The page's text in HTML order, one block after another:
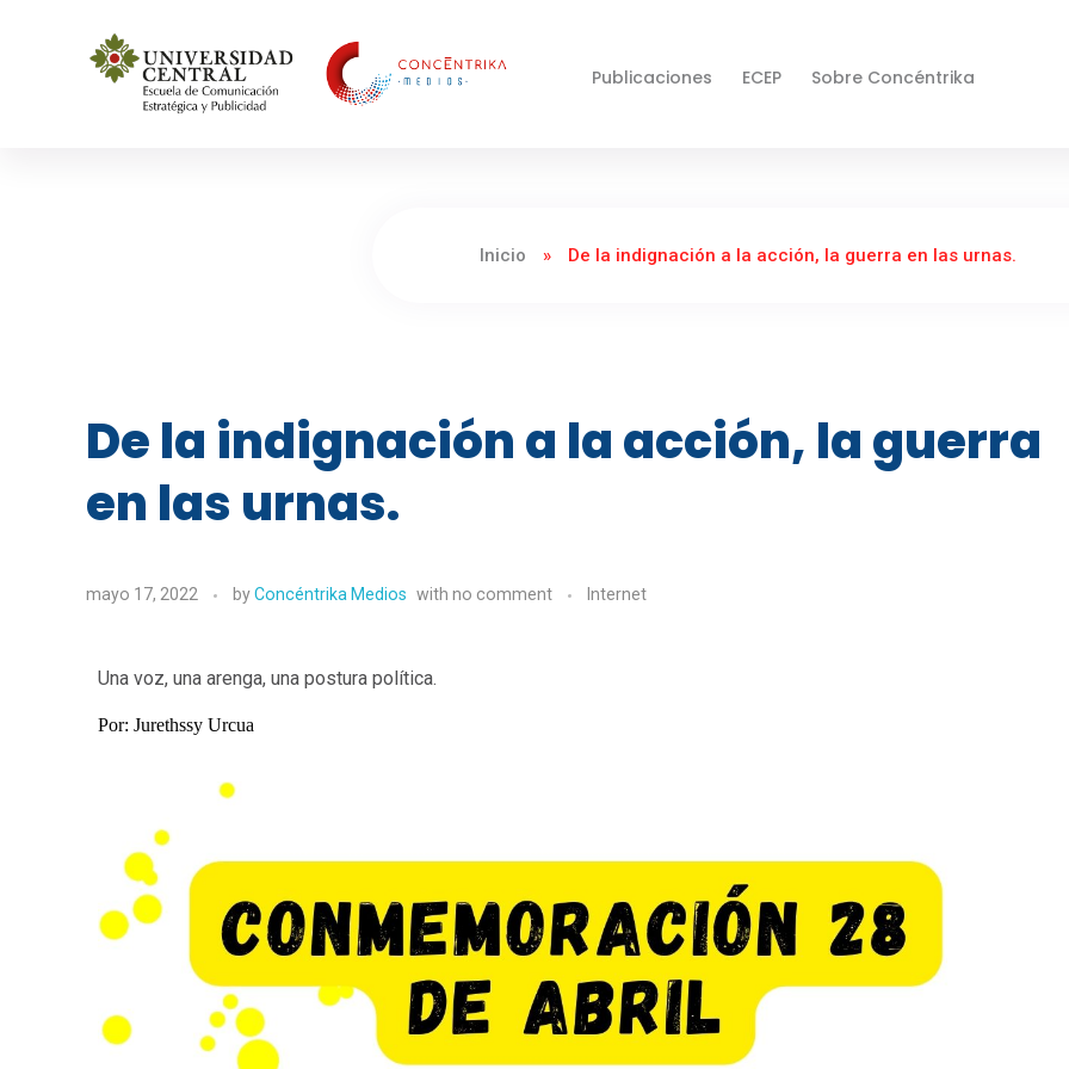
Publicaciones ECEP Sobre Concéntrika
Inicio » De la indignación a la acción, la guerra en las urnas.
De la indignación a la acción, la guerra
en las urnas.
mayo 17, 2022 byConcéntrika Medios with no comment Internet
Una voz, una arenga, una postura política.
Por: Jurethssy Urcua